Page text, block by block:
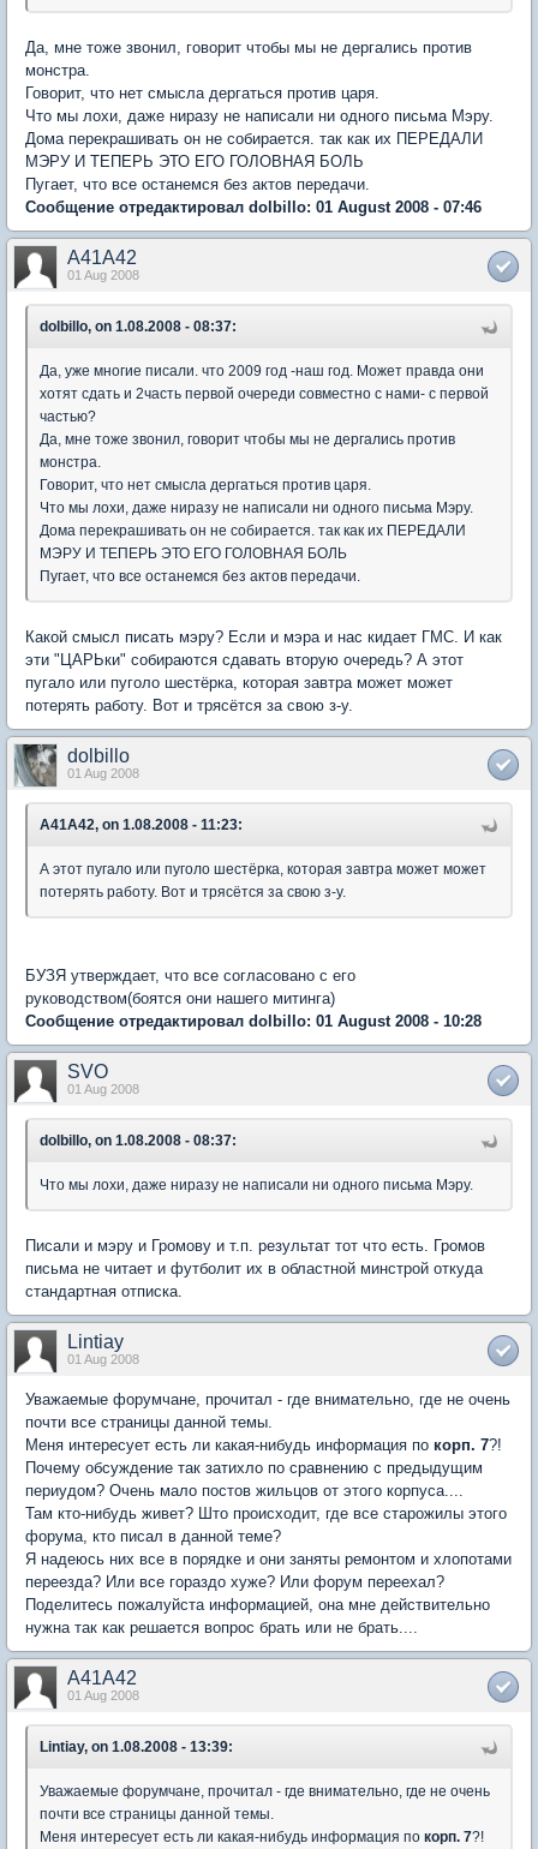
Да, мне тоже звонил, говорит чтобы мы не дергались против
монстра.
Говорит, что нет смысла дергаться против царя.
Что мы лохи, даже ниразу не написали ни одного письма Мэру.
Дома перекрашивать он не собирается. так как их ПЕРЕДАЛИ
МЭРУ И ТЕПЕРЬ ЭТО ЕГО ГОЛОВНАЯ БОЛЬ
Пугает, что все останемся без актов передачи.
Сообщение отредактировал dolbillo: 01 August 2008 - 07:46
A41A42
01 Aug 2008
dolbillo, on 1.08.2008 - 08:37:
Да, уже многие писали. что 2009 год -наш год. Может правда они
хотят сдать и 2часть первой очереди совместно с нами- с первой
частью?
Да, мне тоже звонил, говорит чтобы мы не дергались против
монстра.
Говорит, что нет смысла дергаться против царя.
Что мы лохи, даже ниразу не написали ни одного письма Мэру.
Дома перекрашивать он не собирается. так как их ПЕРЕДАЛИ
МЭРУ И ТЕПЕРЬ ЭТО ЕГО ГОЛОВНАЯ БОЛЬ
Пугает, что все останемся без актов передачи.
Какой смысл писать мэру? Если и мэра и нас кидает ГМС. И как
эти "ЦАРЬки" собираются сдавать вторую очередь? А этот
пугало или пуголо шестёрка, которая завтра может может
потерять работу. Вот и трясётся за свою з-у.
dolbillo
01 Aug 2008
A41A42, on 1.08.2008 - 11:23:
А этот пугало или пуголо шестёрка, которая завтра может может
потерять работу. Вот и трясётся за свою з-у.
БУЗЯ утверждает, что все согласовано с его
руководством(боятся они нашего митинга)
Сообщение отредактировал dolbillo: 01 August 2008 - 10:28
SVO
01 Aug 2008
dolbillo, on 1.08.2008 - 08:37:
Что мы лохи, даже ниразу не написали ни одного письма Мэру.
Писали и мэру и Громову и т.п. результат тот что есть. Громов
письма не читает и футболит их в областной минстрой откуда
стандартная отписка.
Lintiay
01 Aug 2008
Уважаемые форумчане, прочитал - где внимательно, где не очень
почти все страницы данной темы.
Меня интересует есть ли какая-нибудь информация по корп. 7?!
Почему обсуждение так затихло по сравнению с предыдущим
периудом? Очень мало постов жильцов от этого корпуса....
Там кто-нибудь живет? Што происходит, где все старожилы этого
форума, кто писал в данной теме?
Я надеюсь них все в порядке и они заняты ремонтом и хлопотами
переезда? Или все гораздо хуже? Или форум переехал?
Поделитесь пожалуйста информацией, она мне действительно
нужна так как решается вопрос брать или не брать....
A41A42
01 Aug 2008
Lintiay, on 1.08.2008 - 13:39:
Уважаемые форумчане, прочитал - где внимательно, где не очень
почти все страницы данной темы.
Меня интересует есть ли какая-нибудь информация по корп. 7?!